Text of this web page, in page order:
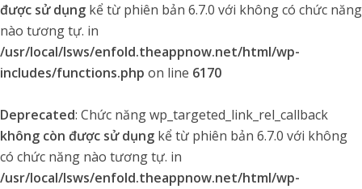
được sử dụng kể từ phiên bản 6.7.0 với không có chức năng
nào tương tự. in
/usr/local/lsws/enfold.theappnow.net/html/wp-
includes/functions.php on line 6170
Deprecated: Chức năng wp_targeted_link_rel_callback
không còn được sử dụng kể từ phiên bản 6.7.0 với không
có chức năng nào tương tự. in
/usr/local/lsws/enfold.theappnow.net/html/wp-